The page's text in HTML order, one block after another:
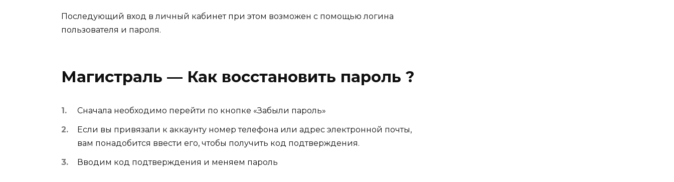
Последующий вход в личный кабинет при этом возможен c помощью логина
пользователя и пароля.
Магистраль — Как восстановить пароль ?
Сначала необходимо перейти по кнопке «Забыли пароль»
Если вы привязали к аккаунту номер телефона или адрес электронной почты,
вам понадобится ввести его, чтобы получить код подтверждения.
Вводим код подтверждения и меняем пароль